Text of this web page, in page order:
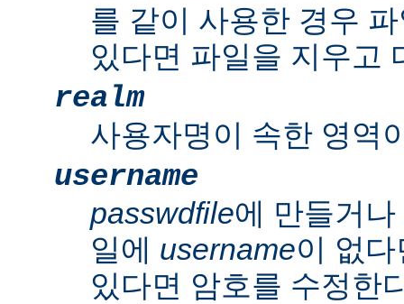
를 같이 사용한 경우
있다면 파일을 지우고
realm
사용자명이 속한 영역
username
passwdfile에 만들거
일에 username이 없
있다면 암호를 수정한